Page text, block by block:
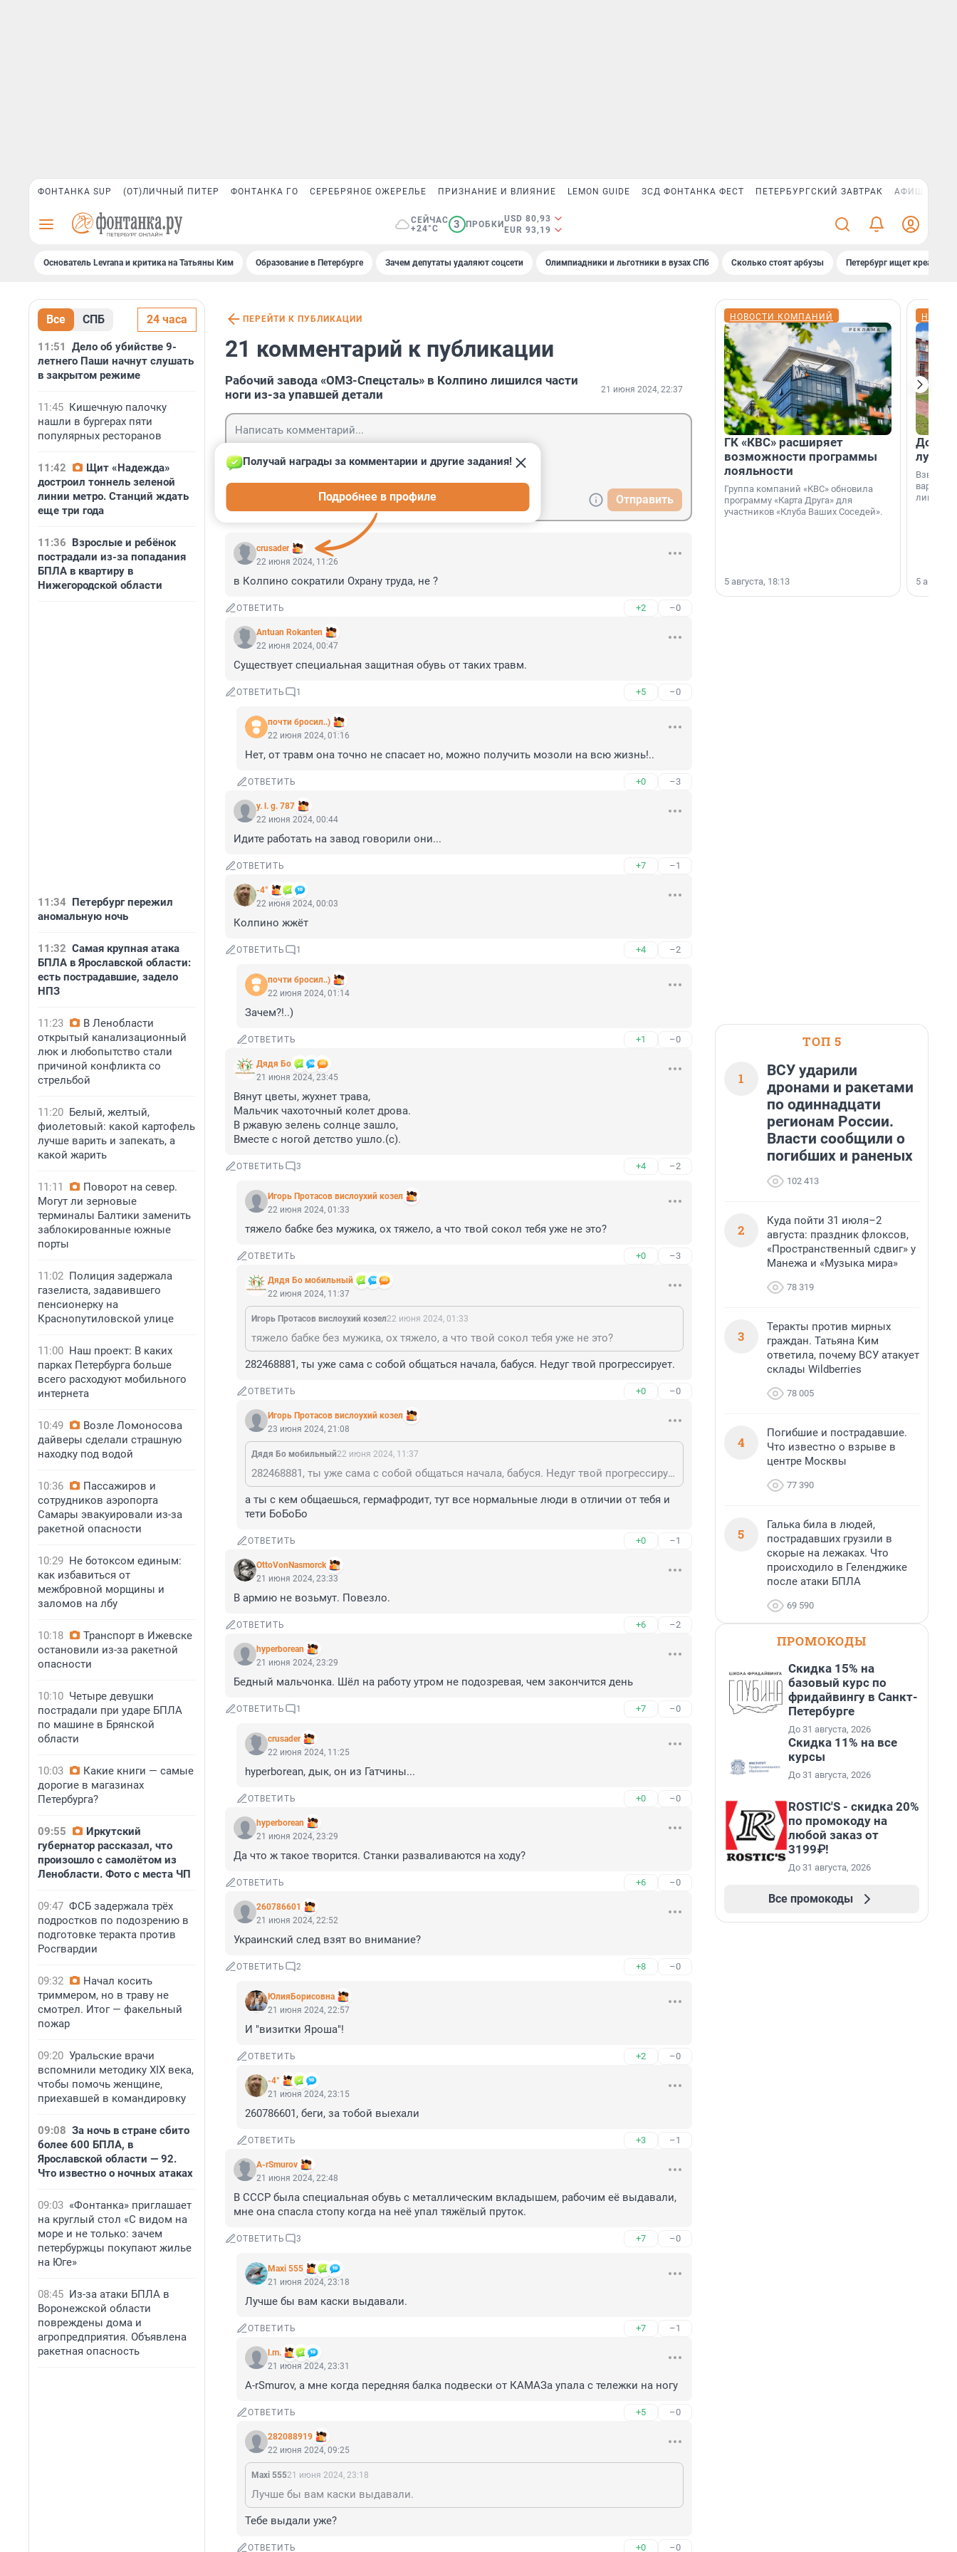
ФОНТАНКА SUP (ОТ)ЛИЧНЫЙ ПИТЕР ФОНТАНКА ГО СЕРЕБРЯНОЕ ОЖЕРЕЛЬЕ ПРИЗНАНИЕ И ВЛИЯНИЕ LEMON GUIDE ЗСД ФОНТАНКА ФЕСТ ПЕТЕРБУРГСКИЙ ЗАВТРАК АФИША PLUS
СЕЙЧАС
+24°C
3 ПРОБКИ
USD 80,93
EUR 93,19
Основатель Levrana и критика на Татьяны Ким Образование в Петербурге Зачем депутаты удаляют соцсети Олимпиадники и льготники в вузах СПб Сколько стоят арбузы Петербург ищет креатив
Все СПБ 24 часа
11:51
Дело об убийстве 9-
летнего Паши начнут слушать
в закрытом режиме
11:45 Кишечную палочку
нашли в бургерах пяти
популярных ресторанов
11:42
Щит «Надежда»
достроил тоннель зеленой
линии метро. Станций ждать
еще три года
11:36 Взрослые и ребёнок
пострадали из-за попадания
БПЛА в квартиру в
Нижегородской области
11:34 Петербург пережил
аномальную ночь
11:32 Самая крупная атака
БПЛА в Ярославской области:
есть пострадавшие, задело
НПЗ
11:23
В Ленобласти
открытый канализационный
люк и любопытство стали
причиной конфликта со
стрельбой
11:20 Белый, желтый,
фиолетовый: какой картофель
лучше варить и запекать, а
какой жарить
11:11
Поворот на север.
Могут ли зерновые
терминалы Балтики заменить
заблокированные южные
порты
11:02 Полиция задержала
газелиста, задавившего
пенсионерку на
Краснопутиловской улице
11:00 Наш проект: В каких
парках Петербурга больше
всего расходуют мобильного
интернета
10:49
Возле Ломоносова
дайверы сделали страшную
находку под водой
10:36
Пассажиров и
сотрудников аэропорта
Самары эвакуировали из-за
ракетной опасности
10:29 Не ботоксом единым:
как избавиться от
межбровной морщины и
заломов на лбу
10:18
Транспорт в Ижевске
остановили из-за ракетной
опасности
10:10 Четыре девушки
пострадали при ударе БПЛА
по машине в Брянской
области
10:03
Какие книги — самые
дорогие в магазинах
Петербурга?
09:55
Иркутский
губернатор рассказал, что
произошло с самолётом из
Ленобласти. Фото с места ЧП
09:47 ФСБ задержала трёх
подростков по подозрению в
подготовке теракта против
Росгвардии
09:32
Начал косить
триммером, но в траву не
смотрел. Итог — факельный
пожар
09:20 Уральские врачи
вспомнили методику XIX века,
чтобы помочь женщине,
приехавшей в командировку
09:08 За ночь в стране сбито
более 600 БПЛА, в
Ярославской области — 92.
Что известно о ночных атаках
09:03 «Фонтанка» приглашает
на круглый стол «С видом на
море и не только: зачем
петербуржцы покупают жилье
на Юге»
08:45 Из-за атаки БПЛА в
Воронежской области
повреждены дома и
агропредприятия. Объявлена
ракетная опасность
ПЕРЕЙТИ К ПУБЛИКАЦИИ
21 комментарий к публикации
Рабочий завода «ОМЗ-Спецсталь» в Колпино лишился части
ноги из-за упавшей детали
21 июня 2024, 22:37
Отправить
crusader
Получай награды за комментарии и другие задания!
Подробнее в профиле
22 июня 2024, 11:26
в Колпино сократили Охрану труда, не ?
ОТВЕТИТЬ +2 –0
Antuan Rokanten
22 июня 2024, 00:47
Существует специальная защитная обувь от таких травм.
ОТВЕТИТЬ 1 +5 –0
почти бросил..)
22 июня 2024, 01:16
Нет, от травм она точно не спасает но, можно получить мозоли на всю жизнь!..
ОТВЕТИТЬ +0 –3
y. l. g. 787
22 июня 2024, 00:44
Идите работать на завод говорили они...
ОТВЕТИТЬ +7 –1
-4°
22 июня 2024, 00:03
Колпино жжёт
ОТВЕТИТЬ 1 +4 –2
почти бросил..)
22 июня 2024, 01:14
Зачем?!..)
ОТВЕТИТЬ +1 –0
Дядя Бо
21 июня 2024, 23:45
Вянут цветы, жухнет трава,
Мальчик чахоточный колет дрова.
В ржавую зелень солнце зашло,
Вместе с ногой детство ушло.(с).
ОТВЕТИТЬ 3 +4 –2
Игoрь Прoтасoв вислоухий козел
22 июня 2024, 01:33
тяжело бабке без мужика, ох тяжело, а что твой сокол тебя уже не это?
ОТВЕТИТЬ +0 –3
Дядя Бо мобильный
22 июня 2024, 11:37
Игoрь Прoтасoв вислоухий козел22 июня 2024, 01:33
тяжело бабке без мужика, ох тяжело, а что твой сокол тебя уже не это?
282468881, ты уже сама с собой общаться начала, бабуся. Недуг твой прогрессирует.
ОТВЕТИТЬ +0 –0
Игoрь Прoтасoв вислоухий козел
23 июня 2024, 21:08
Дядя Бо мобильный22 июня 2024, 11:37
282468881, ты уже сама с собой общаться начала, бабуся. Недуг твой прогрессирует.
а ты с кем общаешься, гермафродит, тут все нормальные люди в отличии от тебя и
тети БоБоБо
ОТВЕТИТЬ +0 –1
OttoVonNasmorck
21 июня 2024, 23:33
В армию не возьмут. Повезло.
ОТВЕТИТЬ +6 –2
hyperborean
21 июня 2024, 23:29
Бедный мальчонка. Шёл на работу утром не подозревая, чем закончится день
ОТВЕТИТЬ 1 +7 –0
crusader
22 июня 2024, 11:25
hyperborean, дык, он из Гатчины...
ОТВЕТИТЬ +0 –0
hyperborean
21 июня 2024, 23:29
Да что ж такое творится. Станки разваливаются на ходу?
ОТВЕТИТЬ +6 –0
260786601
21 июня 2024, 22:52
Украинский след взят во внимание?
ОТВЕТИТЬ 2 +8 –0
ЮлияБорисовна
21 июня 2024, 22:57
И "визитки Яроша"!
ОТВЕТИТЬ +2 –0
-4°
21 июня 2024, 23:15
260786601, беги, за тобой выехали
ОТВЕТИТЬ +3 –1
A-rSmurov
21 июня 2024, 22:48
В СССР была специальная обувь с металлическим вкладышем, рабочим её выдавали,
мне она спасла стопу когда на неё упал тяжёлый пруток.
ОТВЕТИТЬ 3 +7 –0
Maxi 555
21 июня 2024, 23:18
Лучше бы вам каски выдавали.
ОТВЕТИТЬ +7 –1
l.m.
21 июня 2024, 23:31
A-rSmurov, а мне когда передняя балка подвески от КАМАЗа упала с тележки на ногу
ОТВЕТИТЬ +5 –0
282088919
22 июня 2024, 09:25
Maxi 55521 июня 2024, 23:18
Лучше бы вам каски выдавали.
Тебе выдали уже?
ОТВЕТИТЬ +0 –0
НОВОСТИ КОМПАНИЙ
ГК «КВС» расширяет
возможности программы
лояльности
Группа компаний «КВС» обновила
программу «Карта Друга» для
участников «Клуба Ваших Соседей».
5 августа, 18:13
Дом
лучше
лишнего
5
ТОП 5
1
ВСУ ударили
дронами и ракетами
по одиннадцати
регионам России.
Власти сообщили о
погибших и раненых
102 413
2
Куда пойти 31 июля–2
августа: праздник флоксов,
«Пространственный сдвиг» у
Манежа и «Музыка мира»
78 319
3
Теракты против мирных
граждан. Татьяна Ким
ответила, почему ВСУ атакует
склады Wildberries
78 005
4
Погибшие и пострадавшие.
Что известно о взрыве в
центре Москвы
77 390
5
Галька била в людей,
пострадавших грузили в
скорые на лежаках. Что
происходило в Геленджике
после атаки БПЛА
69 590
ПРОМОКОДЫ
Скидка 15% на
базовый курс по
фридайвингу в Санкт-
Петербурге
До 31 августа, 2026
Скидка 11% на все
курсы
До 31 августа, 2026
ROSTIC'S - скидка 20%
по промокоду на
любой заказ от
3199₽!
До 31 августа, 2026
Все промокоды